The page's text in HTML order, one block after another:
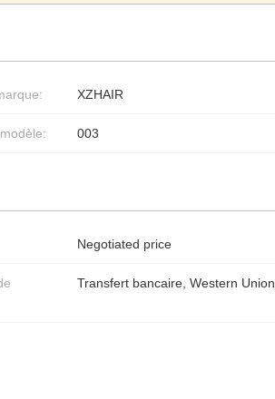
XZHAIR
003
Negotiated price
Transfert bancaire, Western